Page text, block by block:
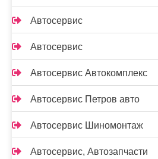
Автосервис
Автосервис
Автосервис Автокомплекс
Автосервис Петров авто
Автосервис Шиномонтаж
Автосервис, Автозапчасти